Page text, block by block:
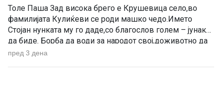
Толе Паша Зад висока брего е Крушевица село,во
фамилијата Кулиќеви се роди машко чедо.Името
Стојан нунката му го даде,со благослов голем – јунак
да биде. Борба да води за народот свој,доживотно да
се бори тој,на насилниците да им стави крај,народот
пред 3 дена